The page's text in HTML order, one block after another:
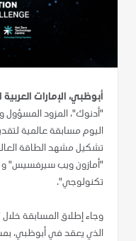
أبوظبي، الإمارات العربية المتحدة
"أدنوك"، المزود المسؤول
اليوم مسابقة عالمية
تشكيل مشهد الطاقة
تكنولوجي".
وجاء إطلاق المسابقة خلال
الذي يعقد في أبوظبي،